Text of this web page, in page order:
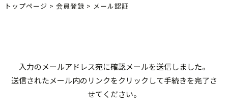
トップページ > 会員登録 > メール認証
入力のメールアドレス宛に確認メールを送信しました。
送信されたメール内のリンクをクリックして手続きを完了さ
せてください。